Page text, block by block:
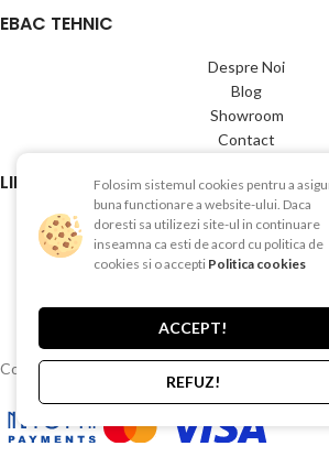
EBAC TEHNIC
Despre Noi
Blog
Showroom
Contact
LINK-URI UTILE
Termeni si conditii
Politica de Confientialitate
Politica de Cookies
Livrare si plata
Copyright © 2015-2025 EBAC TEHNIC
Folosim sistemul cookies pentru a
buna functionare a website-ului. Daca
doresti sa utilizezi site-ul in continuare
inseamna ca esti de acord cu politica de
cookies si o accepti Politica cookies
ACCEPT!
REFUZ!